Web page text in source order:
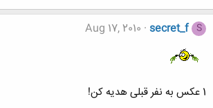
S
secret_f
Aug 17, 2010
1 عکس به نفر قبلی هدیه کن!